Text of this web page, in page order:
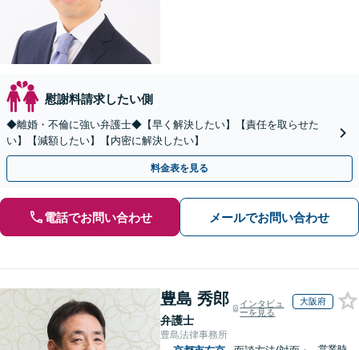
慰謝料請求したい側
◆離婚・不倫に強い弁護士◆【早く解決したい】【責任を取らせた
い】【減額したい】【内密に解決したい】
料金表を見る
電話でお問い合わせ メールでお問い合わせ
豊島 秀郎
弁護士
インタビュ
ーを見る
大阪府
豊島法律事務所